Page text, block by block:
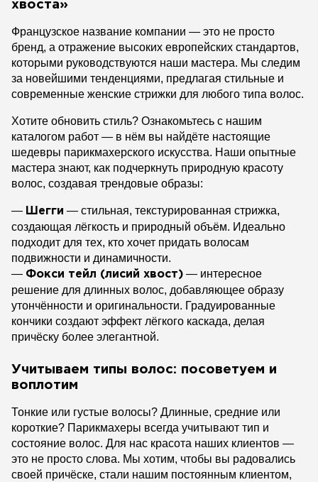
хвоста»
Французское название компании — это не просто
бренд, а отражение высоких европейских стандартов,
которыми руководствуются наши мастера. Мы следим
за новейшими тенденциями, предлагая стильные и
современные женские стрижки для любого типа волос.
Хотите обновить стиль? Ознакомьтесь с нашим
каталогом работ — в нём вы найдёте настоящие
шедевры парикмахерского искусства. Наши опытные
мастера знают, как подчеркнуть природную красоту
волос, создавая трендовые образы:
— Шегги — стильная, текстурированная стрижка,
создающая лёгкость и природный объём. Идеально
подходит для тех, кто хочет придать волосам
подвижности и динамичности.
— Фокси тейл (лисий хвост) — интересное
решение для длинных волос, добавляющее образу
утончённости и оригинальности. Градуированные
кончики создают эффект лёгкого каскада, делая
причёску более элегантной.
Учитываем типы волос: посоветуем и
воплотим
Тонкие или густые волосы? Длинные, средние или
короткие? Парикмахеры всегда учитывают тип и
состояние волос. Для нас красота наших клиентов —
это не просто слова. Мы хотим, чтобы вы радовались
своей причёске, стали нашим постоянным клиентом,